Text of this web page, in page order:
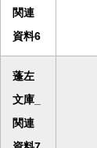
関連
資料6
蓬左
文庫_
関連